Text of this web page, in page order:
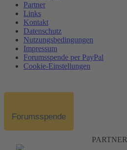
Partner
Links
Kontakt
Datenschutz
Nutzungsbedingungen
Impressum
Forumsspende per PayPal
Cookie-Einstellungen
Forumsspende
PARTNER